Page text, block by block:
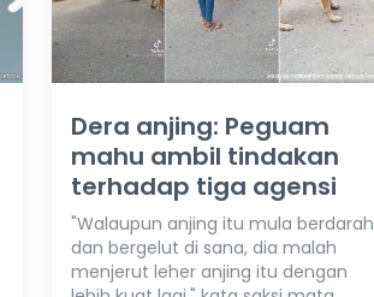
Dera anjing: Peguam
mahu ambil tindakan
terhadap tiga agensi
"Walaupun anjing itu mula berdarah
dan bergelut di sana, dia malah
menjerut leher anjing itu dengan